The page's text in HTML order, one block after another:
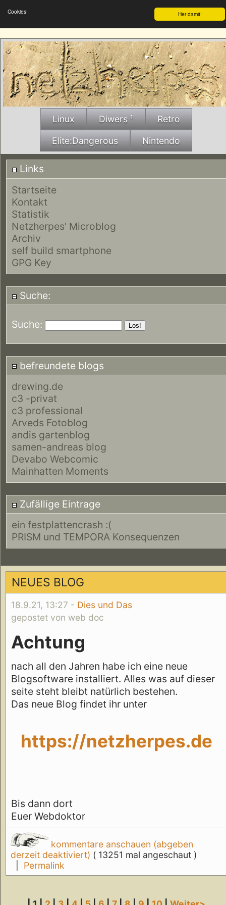
Her damit!
Cookies!
Linux Diwers ¹ Retro
Elite:Dangerous Nintendo
Links
Startseite
Kontakt
Statistik
Netzherpes' Microblog
Archiv
self build smartphone
GPG Key
Suche:
Suche:
befreundete blogs
drewing.de
c3 -privat
c3 professional
Arveds Fotoblog
andis gartenblog
samen-andreas blog
Devabo Webcomic
Mainhatten Moments
Zufällige Eintrage
ein festplattencrash :(
PRISM und TEMPORA Konsequenzen
NEUES BLOG
18.9.21, 13:27 - Dies und Das
gepostet von web doc
Achtung
nach all den Jahren habe ich eine neue
Blogsoftware installiert. Alles was auf dieser
seite steht bleibt natürlich bestehen.
Das neue Blog findet ihr unter
https://netzherpes.de
Bis dann dort
Euer Webdoktor
kommentare anschauen (abgeben
derzeit deaktiviert) ( 13251 mal angeschaut )
Permalink